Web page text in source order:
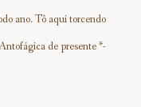
ano. Tô aqui torcendo
de presente *-